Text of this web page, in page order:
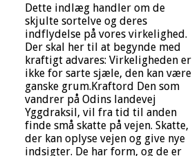
Dette indlæg handler om de
skjulte sortelve og deres
indflydelse på vores virkelighed.
Der skal her til at begynde med
kraftigt advares: Virkeligheden er
ikke for sarte sjæle, den kan være
ganske grum.Kraftord Den som
vandrer på Odins landevej
Yggdraksil, vil fra tid til anden
finde små skatte på vejen. Skatte,
der kan oplyse vejen og give nye
indsigter. De har form, og de er